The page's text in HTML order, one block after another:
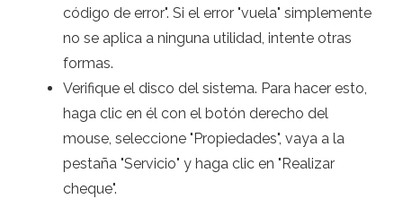
código de error". Si el error "vuela" simplemente
no se aplica a ninguna utilidad, intente otras
formas.
Verifique el disco del sistema. Para hacer esto,
haga clic en él con el botón derecho del
mouse, seleccione "Propiedades", vaya a la
pestaña "Servicio" y haga clic en "Realizar
cheque".